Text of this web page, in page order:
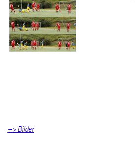
–> Bilder